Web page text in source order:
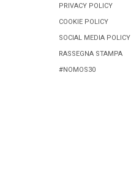
PRIVACY POLICY
COOKIE POLICY
SOCIAL MEDIA POLICY
RASSEGNA STAMPA
#NOMOS30